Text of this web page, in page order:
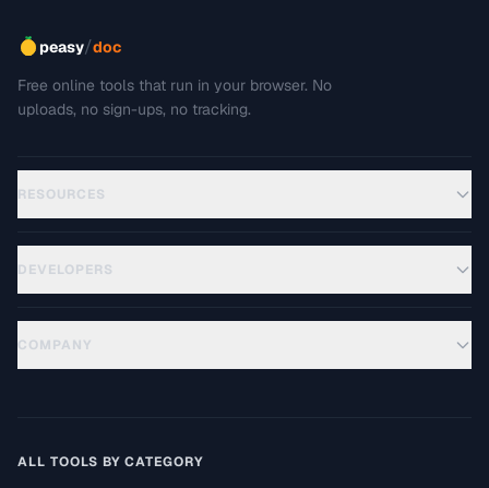
peasy/doc
Free online tools that run in your browser. No
uploads, no sign-ups, no tracking.
RESOURCES
DEVELOPERS
COMPANY
ALL TOOLS BY CATEGORY